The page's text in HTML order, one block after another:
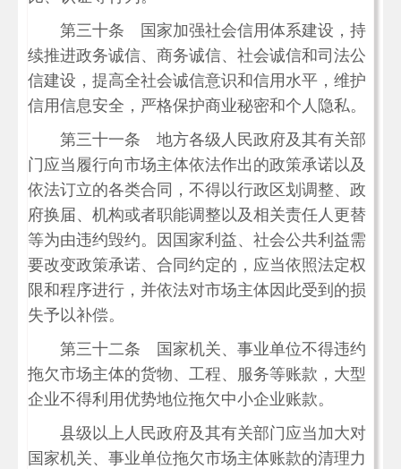
第三十条 国家加强社会信用体系建设，持
续推进政务诚信、商务诚信、社会诚信和司法公
信建设，提高全社会诚信意识和信用水平，维护
信用信息安全，严格保护商业秘密和个人隐私。
第三十一条 地方各级人民政府及其有关部
门应当履行向市场主体依法作出的政策承诺以及
依法订立的各类合同，不得以行政区划调整、政
府换届、机构或者职能调整以及相关责任人更替
等为由违约毁约。因国家利益、社会公共利益需
要改变政策承诺、合同约定的，应当依照法定权
限和程序进行，并依法对市场主体因此受到的损
失予以补偿。
第三十二条 国家机关、事业单位不得违约
拖欠市场主体的货物、工程、服务等账款，大型
企业不得利用优势地位拖欠中小企业账款。
县级以上人民政府及其有关部门应当加大对
国家机关、事业单位拖欠市场主体账款的清理力